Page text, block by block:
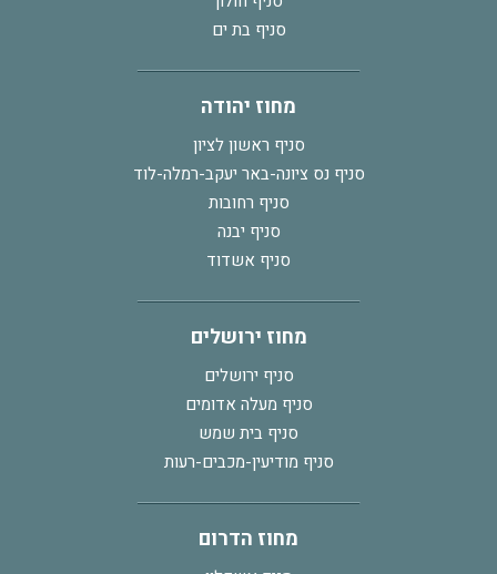
סניף בת ים
מחוז יהודה
סניף ראשון לציון
סניף נס ציונה-באר יעקב-רמלה-לוד
סניף רחובות
סניף יבנה
סניף אשדוד
מחוז ירושלים
סניף ירושלים
סניף מעלה אדומים
סניף בית שמש
סניף מודיעין-מכבים-רעות
מחוז הדרום